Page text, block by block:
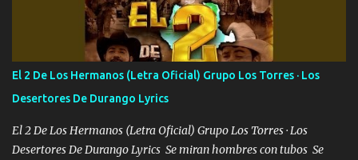
Francia ropa de 100.000 bolas Louis vuitton es mi fragancia
repleta de presidentes la bolsa estoy en mi pic si no se han dado
cuenta chequeen gráficas del kitch
El 2 De Los Hermanos (Letra Oficial) Grupo Los Torres · Los
Desertores De Durango Lyrics
El 2 De Los Hermanos (Letra Oficial) Grupo Los Torres · Los
Desertores De Durango Lyrics Se miran hombres con tubos Se